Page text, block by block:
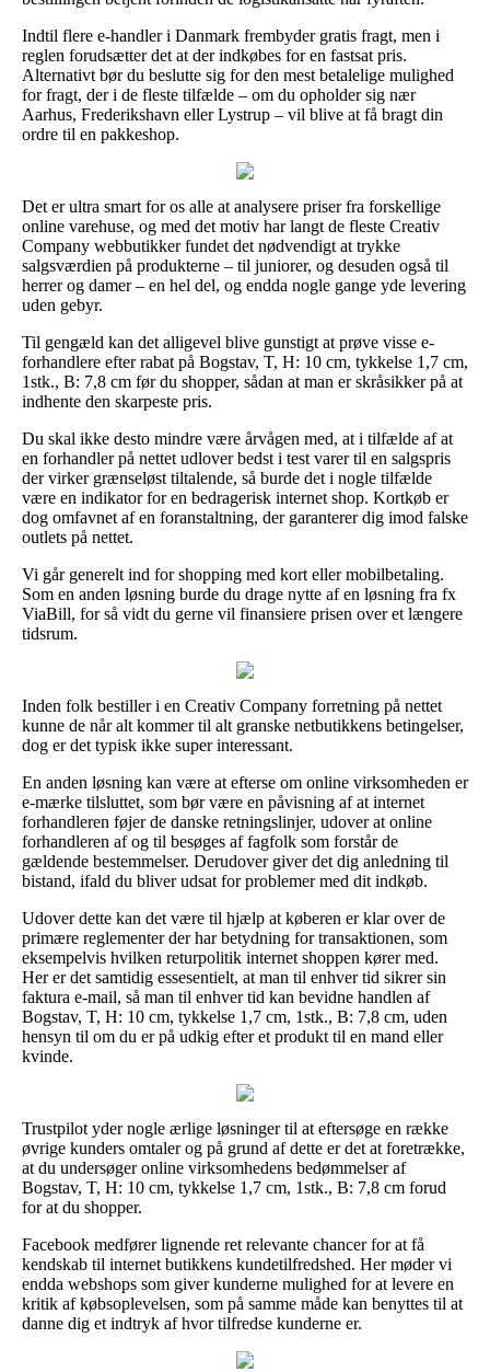
Indtil flere e-handler i Danmark frembyder gratis fragt, men i
reglen forudsætter det at der indkøbes for en fastsat pris.
Alternativt bør du beslutte sig for den mest betalelige mulighed
for fragt, der i de fleste tilfælde – om du opholder sig nær
Aarhus, Frederikshavn eller Lystrup – vil blive at få bragt din
ordre til en pakkeshop.
Det er ultra smart for os alle at analysere priser fra forskellige
online varehuse, og med det motiv har langt de fleste Creativ
Company webbutikker fundet det nødvendigt at trykke
salgsværdien på produkterne – til juniorer, og desuden også til
herrer og damer – en hel del, og endda nogle gange yde levering
uden gebyr.
Til gengæld kan det alligevel blive gunstigt at prøve visse e-
forhandlere efter rabat på Bogstav, T, H: 10 cm, tykkelse 1,7 cm,
1stk., B: 7,8 cm før du shopper, sådan at man er skråsikker på at
indhente den skarpeste pris.
Du skal ikke desto mindre være årvågen med, at i tilfælde af at
en forhandler på nettet udlover bedst i test varer til en salgspris
der virker grænseløst tiltalende, så burde det i nogle tilfælde
være en indikator for en bedragerisk internet shop. Kortkøb er
dog omfavnet af en foranstaltning, der garanterer dig imod falske
outlets på nettet.
Vi går generelt ind for shopping med kort eller mobilbetaling.
Som en anden løsning burde du drage nytte af en løsning fra fx
ViaBill, for så vidt du gerne vil finansiere prisen over et længere
tidsrum.
Inden folk bestiller i en Creativ Company forretning på nettet
kunne de når alt kommer til alt granske netbutikkens betingelser,
dog er det typisk ikke super interessant.
En anden løsning kan være at efterse om online virksomheden er
e-mærke tilsluttet, som bør være en påvisning af at internet
forhandleren føjer de danske retningslinjer, udover at online
forhandleren af og til besøges af fagfolk som forstår de
gældende bestemmelser. Derudover giver det dig anledning til
bistand, ifald du bliver udsat for problemer med dit indkøb.
Udover dette kan det være til hjælp at køberen er klar over de
primære reglementer der har betydning for transaktionen, som
eksempelvis hvilken returpolitik internet shoppen kører med.
Her er det samtidig essesentielt, at man til enhver tid sikrer sin
faktura e-mail, så man til enhver tid kan bevidne handlen af
Bogstav, T, H: 10 cm, tykkelse 1,7 cm, 1stk., B: 7,8 cm, uden
hensyn til om du er på udkig efter et produkt til en mand eller
kvinde.
Trustpilot yder nogle ærlige løsninger til at eftersøge en række
øvrige kunders omtaler og på grund af dette er det at foretrække,
at du undersøger online virksomhedens bedømmelser af
Bogstav, T, H: 10 cm, tykkelse 1,7 cm, 1stk., B: 7,8 cm forud
for at du shopper.
Facebook medfører lignende ret relevante chancer for at få
kendskab til internet butikkens kundetilfredshed. Her møder vi
endda webshops som giver kunderne mulighed for at levere en
kritik af købsoplevelsen, som på samme måde kan benyttes til at
danne dig et indtryk af hvor tilfredse kunderne er.